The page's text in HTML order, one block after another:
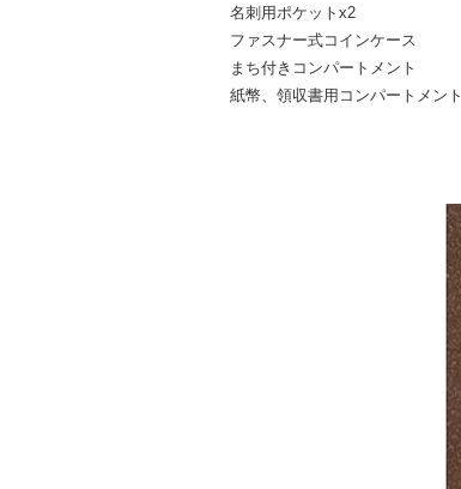
名刺用ポケットx2
ファスナー式コインケース
まち付きコンパートメント
紙幣、領収書用コンパートメント